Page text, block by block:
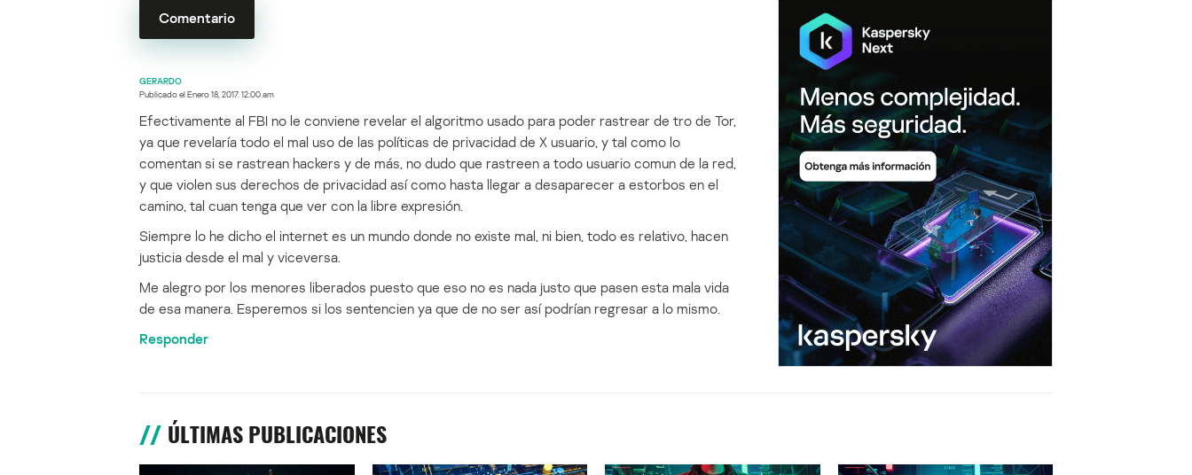
GERARDO
Publicado elEnero 18, 2017. 12:00 am
Efectivamente al FBI no le conviene revelar el algoritmo usado para poder rastrear de tro de Tor,
ya que revelaría todo el mal uso de las políticas de privacidad de X usuario, y tal como lo
comentan si se rastrean hackers y de más, no dudo que rastreen a todo usuario comun de la red,
y que violen sus derechos de privacidad así como hasta llegar a desaparecer a estorbos en el
camino, tal cuan tenga que ver con la libre expresión.
Siempre lo he dicho el internet es un mundo donde no existe mal, ni bien, todo es relativo, hacen
justicia desde el mal y viceversa.
Me alegro por los menores liberados puesto que eso no es nada justo que pasen esta mala vida
de esa manera. Esperemos si los sentencien ya que de no ser así podrían regresar a lo mismo.
Responder
ÚLTIMAS PUBLICACIONES